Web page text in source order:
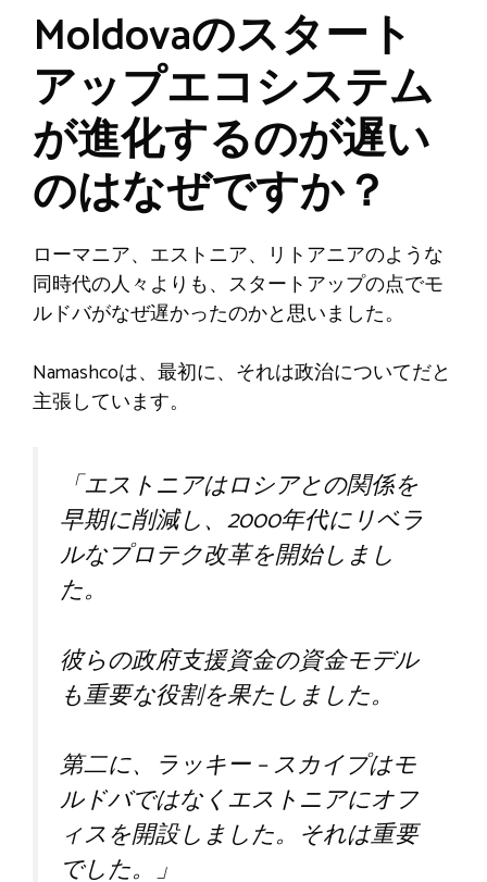
Moldovaのスタート
アップエコシステム
が進化するのが遅い
のはなぜですか？
ローマニア、エストニア、リトアニアのような
同時代の人々よりも、スタートアップの点でモ
ルドバがなぜ遅かったのかと思いました。
Namashcoは、最初に、それは政治についてだと
主張しています。
「エストニアはロシアとの関係を
早期に削減し、2000年代にリベラ
ルなプロテク改革を開始しまし
た。
彼らの政府支援資金の資金モデル
も重要な役割を果たしました。
第二に、ラッキー – スカイプはモ
ルドバではなくエストニアにオフ
ィスを開設しました。それは重要
でした。」